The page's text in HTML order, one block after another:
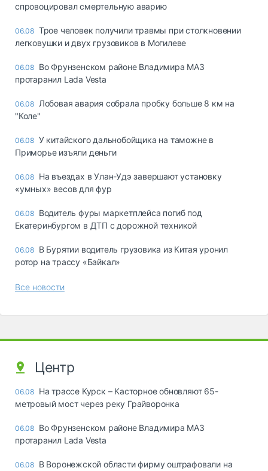
спровоцировал смертельную аварию
06.08 Трое человек получили травмы при столкновении
легковушки и двух грузовиков в Могилеве
06.08 Во Фрунзенском районе Владимира МАЗ
протаранил Lada Vesta
06.08 Лобовая авария собрала пробку больше 8 км на
"Коле"
06.08 У китайского дальнобойщика на таможне в
Приморье изъяли деньги
06.08 Ha въeздax в Улaн-Удэ зaвepшaют ycтaнoвкy
«yмныx» вecoв для фyp
06.08 Водитель фуры маркетплейса погиб под
Екатеринбургом в ДТП с дорожной техникой
06.08 В Бурятии водитель грузовика из Китая уронил
ротор на трассу «Байкал»
Все новости
Центр
06.08 На трассе Курск – Касторное обновляют 65-
метровый мост через реку Грайворонка
06.08 Во Фрунзенском районе Владимира МАЗ
протаранил Lada Vesta
06.08 В Воронежской области фирму оштрафовали на